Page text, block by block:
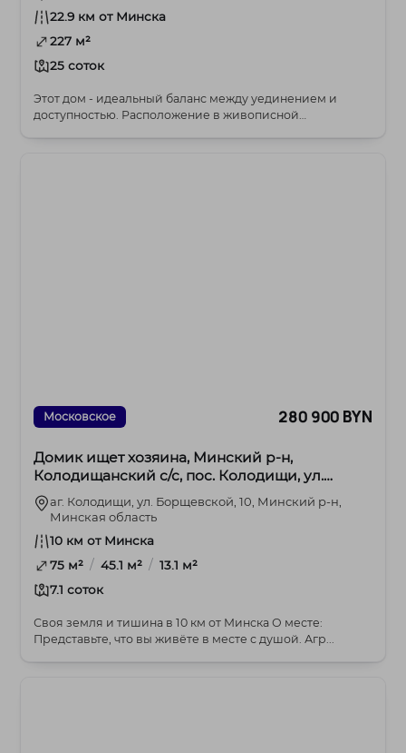
22.9 км от Минска
227 м²
25 соток
Этот дом - идеальный баланс между уединением и
доступностью. Расположение в живописной
Московское 280 900 BYN
Домик ищет хозяина, Минский р-н,
Колодищанский с/с, пос. Колодищи, ул.
Борщевской
аг. Колодищи, ул. Борщевской, 10, Минский р-н,
Минская область
10 км от Минска
75 м² / 45.1 м² / 13.1 м²
7.1 соток
Своя земля и тишина в 10 км от Минска О месте:
Представьте, что вы живёте в месте с душой. Агр...